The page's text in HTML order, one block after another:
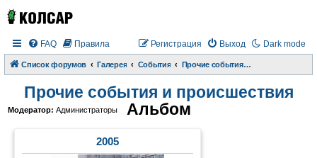
Dark mode
FAQ Правила Выход
Регистрация
Список форумов Галерея События Прочие события и происшествия
Прочие события и происшествия
Модератор: Администраторы Альбом
2005